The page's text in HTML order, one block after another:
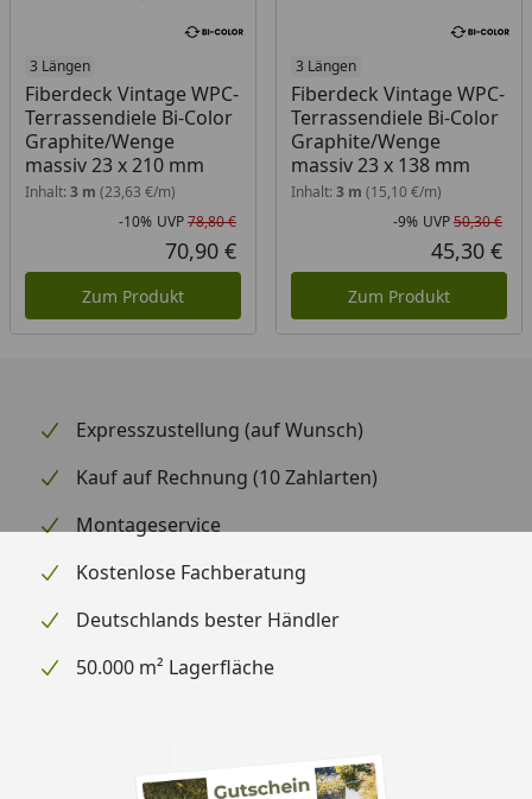
3 Längen
Fiberdeck Vintage WPC-
Terrassendiele Bi-Color
Graphite/Wenge
massiv 23 x 210 mm
Inhalt: 3 m (23,63 €/m)
Rabatt in Prozent
-10%
Ursprünglicher Preis
UVP78,80 €
Aktueller Preis
70,90 €
Zum Produkt
3 Längen
Fiberdeck Vintage WPC-
Terrassendiele Bi-Color
Graphite/Wenge
massiv 23 x 138 mm
Inhalt: 3 m (15,10 €/m)
-9% UVP50,30 €
45,30 €
Zum Produkt
Expresszustellung (auf Wunsch)
Kauf auf Rechnung (10 Zahlarten)
Montageservice
Kostenlose Fachberatung
Deutschlands bester Händler
50.000 m² Lagerfläche